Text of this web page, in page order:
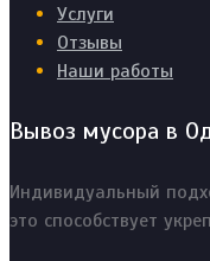
Услуги
Отзывы
Наши работы
Вывоз мусора в
Индивидуальный
это способствует